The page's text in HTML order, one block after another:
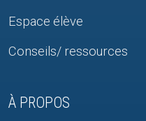
Espace élève
Conseils/ ressources
À PROPOS